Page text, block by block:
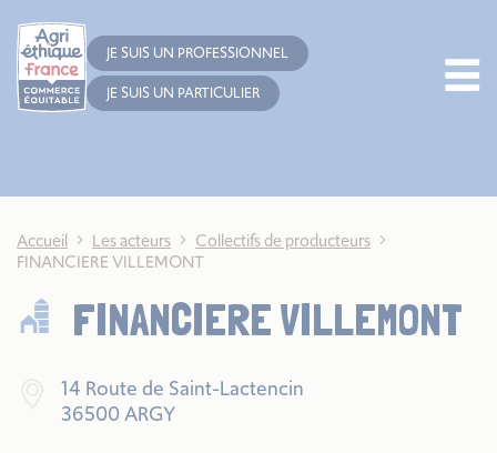
JE SUIS UN PROFESSIONNEL
JE SUIS UN PARTICULIER
Accueil Les acteurs
Collectifs de producteurs
FINANCIERE VILLEMONT
FINANCIERE VILLEMONT
14 Route de Saint-Lactencin
36500 ARGY